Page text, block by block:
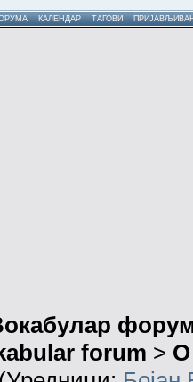
КАЛЕНДАР ТАГОВИ
forum > О